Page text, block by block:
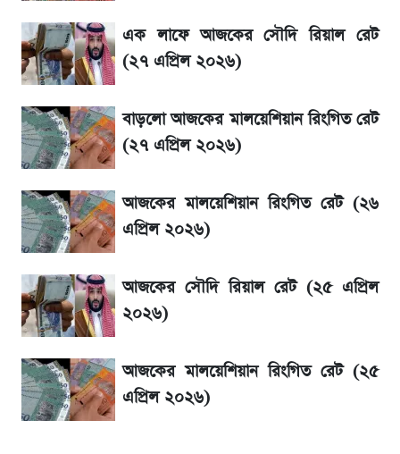
ঘোষ
শেখ হাসিনার দেশে ফেরা নিয়ে যা বললেন রুমিন
ফারহানা
লাফিয়ে বাড়ল স্বর্ণের দাম, এক মাসের মধ্যে সর্বোচ্চ
রেকর্ড
৬ আগস্ট দেশের বাজারে স্বর্ণের দাম
শেখ হাসিনার বক্তব্য ঘিরে ভারতকে কড়া বার্তা
বাংলাদেশের
এক লাফে আজকের সৌদি রিয়াল রেট
(২৭ এপ্রিল ২০২৬)
বাড়লো আজকের মালয়েশিয়ান রিংগিত রেট
(২৭ এপ্রিল ২০২৬)
আজকের মালয়েশিয়ান রিংগিত রেট (২৬
এপ্রিল ২০২৬)
আজকের সৌদি রিয়াল রেট (২৫ এপ্রিল
২০২৬)
আজকের মালয়েশিয়ান রিংগিত রেট (২৫
এপ্রিল ২০২৬)